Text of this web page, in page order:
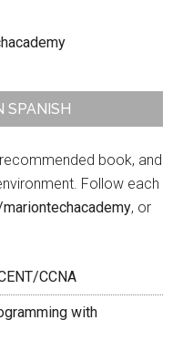
SPANISH
book, and
Follow each
, or
CCNA
with